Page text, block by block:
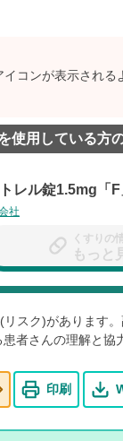
コンが表示される
使用している方
レル錠1.5mg「F
社
くすりの
もっと
スク)があります
者さんの理解と協
印刷